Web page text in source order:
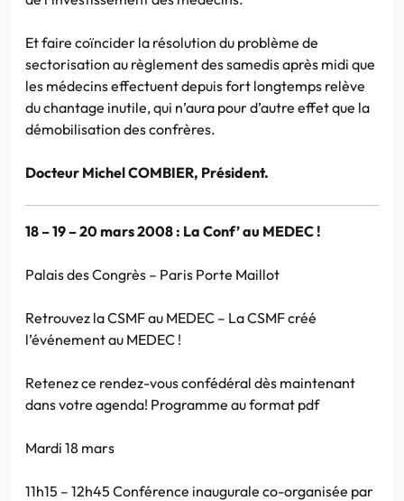
Et faire coïncider la résolution du problème de
sectorisation au règlement des samedis après midi que
les médecins effectuent depuis fort longtemps relève
du chantage inutile, qui n’aura pour d’autre effet que la
démobilisation des confrères.
Docteur Michel COMBIER, Président.
18 – 19 – 20 mars 2008 : La Conf’ au MEDEC !
Palais des Congrès – Paris Porte Maillot
Retrouvez la CSMF au MEDEC – La CSMF créé
l’événement au MEDEC !
Retenez ce rendez-vous confédéral dès maintenant
dans votre agenda! Programme au format pdf
Mardi 18 mars
11h15 – 12h45 Conférence inaugurale co-organisée par